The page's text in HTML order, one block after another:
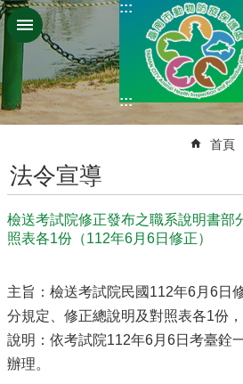
跳到主要內容區塊
:::
:::
首頁
法令宣導
檢送考試院修正發布之職系說明書部
照表各1份（112年6月6日修正）
主旨：檢送考試院民國112年6月6日
分規定、修正總說明及對照表各1份
說明：依考試院112年6月6日考臺銓
辦理。